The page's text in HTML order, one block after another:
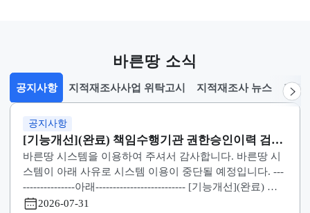
사업완료지구 확인
바른땅 소식
공지사항 지적재조사사업 위탁고시